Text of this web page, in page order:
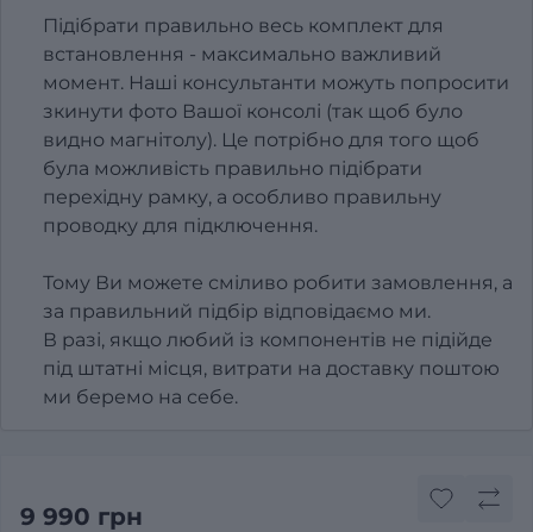
Підібрати правильно весь комплект для
встановлення - максимально важливий
момент. Наші консультанти можуть попросити
зкинути фото Вашої консолі (так щоб було
видно магнітолу). Це потрібно для того щоб
була можливість правильно підібрати
перехідну рамку, а особливо правильну
проводку для підключення.
Тому Ви можете сміливо робити замовлення, а
за правильний підбір відповідаємо ми.
В разі, якщо любий із компонентів не підійде
під штатні місця, витрати на доставку поштою
ми беремо на себе.
9 990 грн